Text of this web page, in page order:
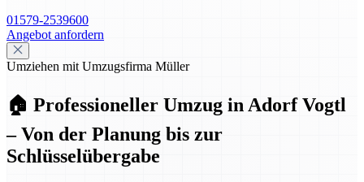
01579-2539600
Angebot anfordern
Umziehen mit Umzugsfirma Müller
🏠 Professioneller Umzug in Adorf Vogtl
– Von der Planung bis zur
Schlüsselübergabe